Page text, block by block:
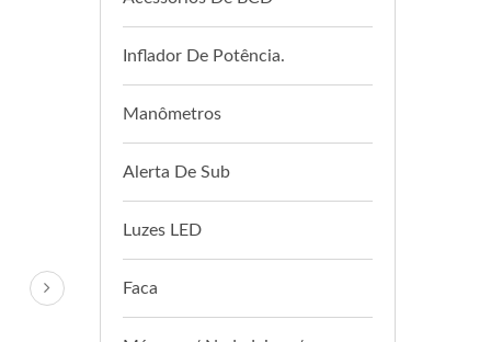
Inflador De Potência.
Manômetros
Alerta De Sub
Luzes LED
Faca